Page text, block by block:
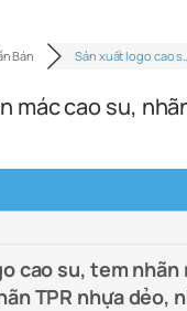
Bán Sản xuất logo cao s…
mác cao su,
cao su, tem nhãn
TPR nhựa dẻo,